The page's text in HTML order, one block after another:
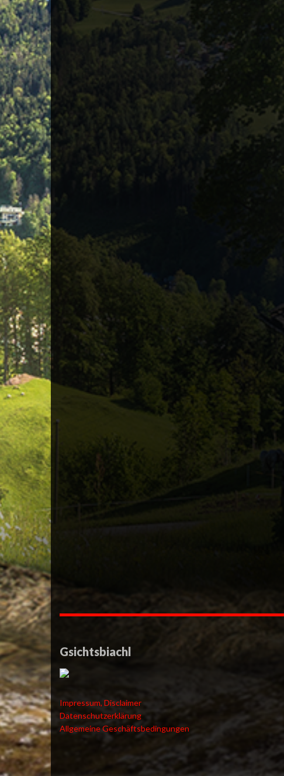
Gsichtsbiachl
Impressum, Disclaimer
Datenschutzerklärung
Allgemeine Geschäftsbedingungen